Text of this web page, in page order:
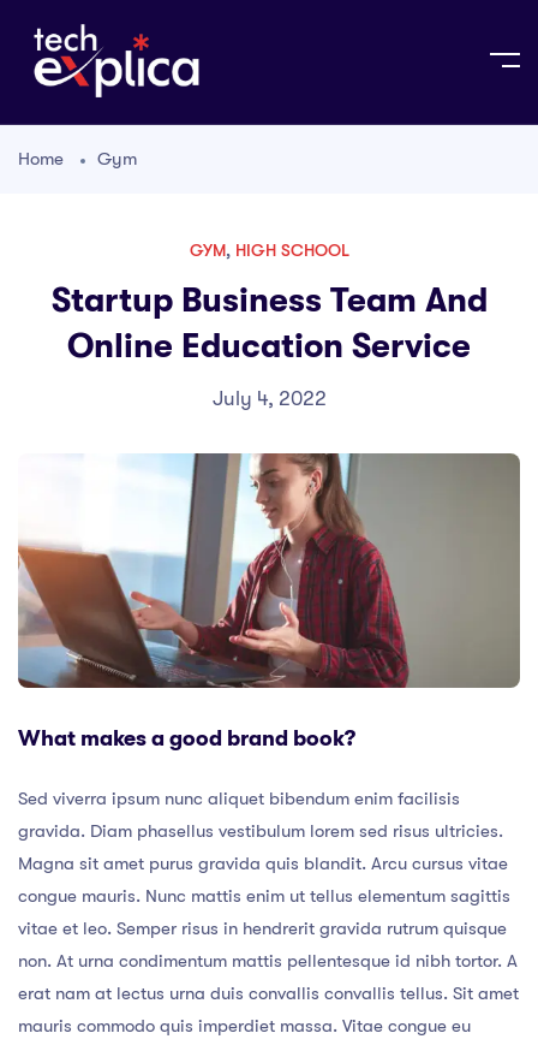
Home Gym
GYM, HIGH SCHOOL
Startup Business Team And
Online Education Service
July 4, 2022
What makes a good brand book?
Sed viverra ipsum nunc aliquet bibendum enim facilisis
gravida. Diam phasellus vestibulum lorem sed risus ultricies.
Magna sit amet purus gravida quis blandit. Arcu cursus vitae
congue mauris. Nunc mattis enim ut tellus elementum sagittis
vitae et leo. Semper risus in hendrerit gravida rutrum quisque
non. At urna condimentum mattis pellentesque id nibh tortor. A
erat nam at lectus urna duis convallis convallis tellus. Sit amet
mauris commodo quis imperdiet massa. Vitae congue eu